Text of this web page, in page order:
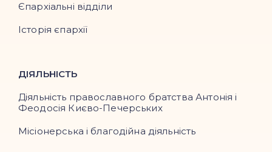
Єпархіальні відділи
Історія єпархії
ДІЯЛЬНІСТЬ
Діяльність православного братства Антонія і
Феодосія Києво-Печерських
Місіонерська і благодійна діяльність